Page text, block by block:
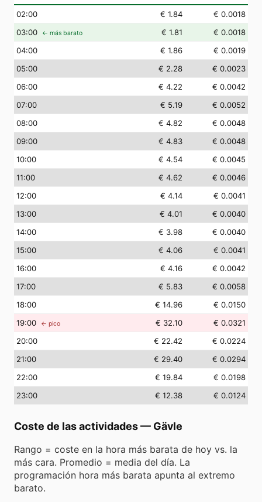
02:00 € 1.84
€ 0.0018
03:00 ← más barato € 1.81
€ 0.0018
04:00 € 1.86
€ 0.0019
05:00 € 2.28
€ 0.0023
06:00 € 4.22
€ 0.0042
07:00 € 5.19
€ 0.0052
08:00 € 4.82
€ 0.0048
09:00 € 4.83
€ 0.0048
10:00 € 4.54
€ 0.0045
11:00 € 4.62
€ 0.0046
12:00 € 4.14
€ 0.0041
13:00 € 4.01
€ 0.0040
14:00 € 3.98
€ 0.0040
15:00 € 4.06
€ 0.0041
16:00 € 4.16
€ 0.0042
17:00 € 5.83
€ 0.0058
18:00 € 14.96
€ 0.0150
19:00 ← pico € 32.10
€ 0.0321
20:00 € 22.42
€ 0.0224
21:00 € 29.40
€ 0.0294
22:00 € 19.84
€ 0.0198
23:00 € 12.38 € 0.0124
Coste de las actividades— Gävle
Rango = coste en la hora más barata de hoy vs. la
más cara. Promedio = media del día. La
programación hora más barata apunta al extremo
barato.